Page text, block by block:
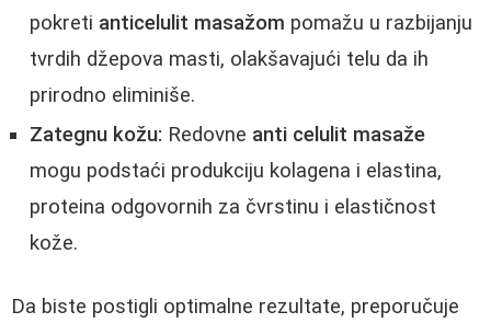
pokreti anticelulit masažom pomažu u razbijanju
tvrdih džepova masti, olakšavajući telu da ih
prirodno eliminiše.
Zategnu kožu: Redovne anti celulit masaže
mogu podstaći produkciju kolagena i elastina,
proteina odgovornih za čvrstinu i elastičnost
kože.
Da biste postigli optimalne rezultate, preporučuje